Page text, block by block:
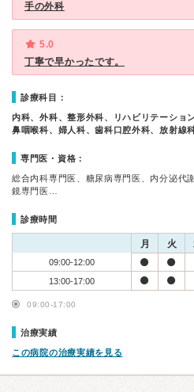
手の外科
5.0
丁寧で早かったです。
診療科目：
内科、外科、整形外科、リハビリテーショ
鼻咽喉科、婦人科、歯科口腔外科、放射線
専門医・資格：
総合内科専門医、糖尿病専門医、内分泌代
鏡専門医…
診療時間
月 火
09:00-12:00
13:00-17:00
09:00-17:00
治療実績
この病院の治療実績を見る